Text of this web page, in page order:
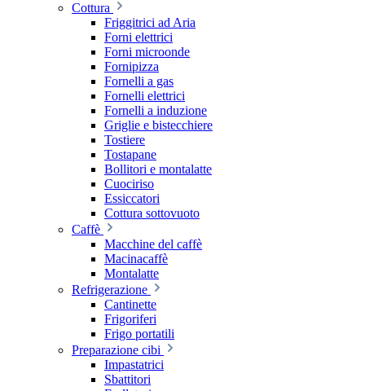
Cottura
Friggitrici ad Aria
Forni elettrici
Forni microonde
Fornipizza
Fornelli a gas
Fornelli elettrici
Fornelli a induzione
Griglie e bistecchiere
Tostiere
Tostapane
Bollitori e montalatte
Cuociriso
Essiccatori
Cottura sottovuoto
Caffè
Macchine del caffè
Macinacaffè
Montalatte
Refrigerazione
Cantinette
Frigoriferi
Frigo portatili
Preparazione cibi
Impastatrici
Sbattitori